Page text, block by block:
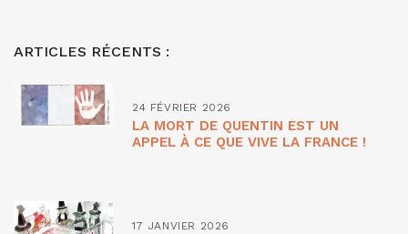
ARTICLES RÉCENTS :
24 FÉVRIER 2026
LA MORT DE QUENTIN EST UN
APPEL À CE QUE VIVE LA FRANCE !
17 JANVIER 2026